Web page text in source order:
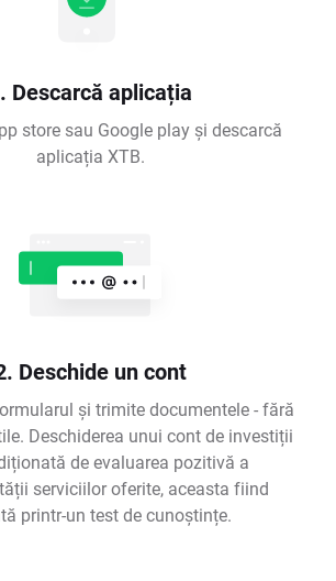
Descarcă aplicația
store sau Google play și descarcă
aplicația XTB.
Deschide un cont
și trimite documentele - fără
Deschiderea unui cont de investiții
de evaluarea pozitivă a
serviciilor oferite, aceasta fiind
printr-un test de cunoștințe.